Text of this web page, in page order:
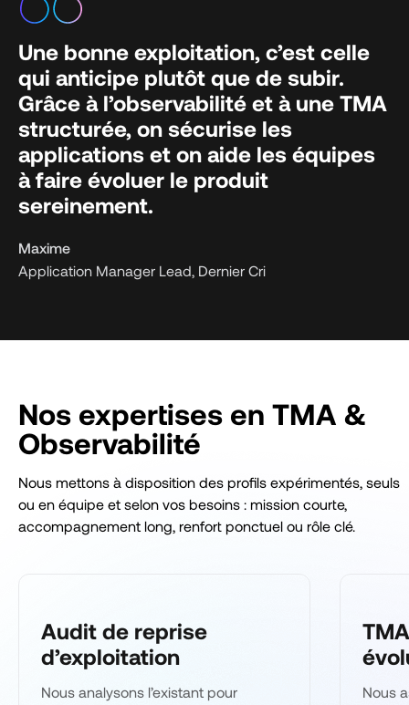
Une bonne exploitation, c’est celle
qui anticipe plutôt que de subir.
Grâce à l’observabilité et à une TMA
structurée, on sécurise les
applications et on aide les équipes
à faire évoluer le produit
sereinement.
Maxime
Application Manager Lead, Dernier Cri
Nos expertises en TMA &
Observabilité
Nous mettons à disposition des profils expérimentés, seuls
ou en équipe et selon vos besoins : mission courte,
accompagnement long, renfort ponctuel ou rôle clé.
Audit de reprise
d’exploitation
Nous analysons l’existant pour
Nous